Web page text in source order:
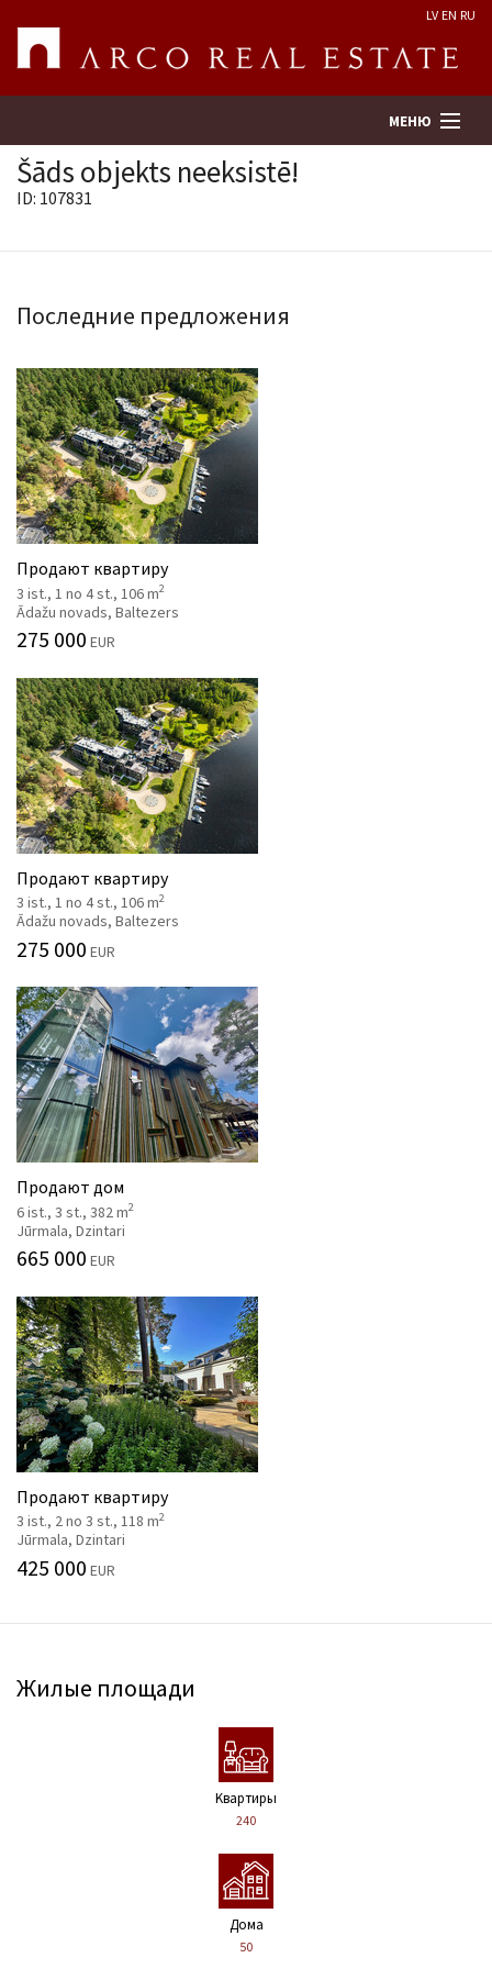
LV EN RU
МЕНЮ
Предприятие
Услуги
Kонтакты
Šāds objekts neeksistē!
ID: 107831
Последние предложения
Продают квартиру
3 ist., 1 no 4 st., 106 m2
Ādažu novads, Baltezers
275 000 EUR
Продают квартиру
3 ist., 1 no 4 st., 106 m2
Ādažu novads, Baltezers
275 000 EUR
Продают дом
6 ist., 3 st., 382 m2
Jūrmala, Dzintari
665 000 EUR
Продают квартиру
3 ist., 2 no 3 st., 118 m2
Jūrmala, Dzintari
425 000 EUR
Жилые площади
Kвартиры
240
Дома
50